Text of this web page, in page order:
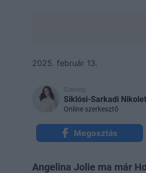
2025. február 13.
Szöveg:
Siklósi-Sarkadi
Online szerkesztő
Megosztás
Angelina Jolie ma már